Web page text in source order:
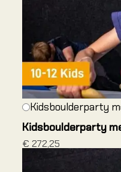
Kidsboulderparty
Kidsboulderparty
€ 272,25